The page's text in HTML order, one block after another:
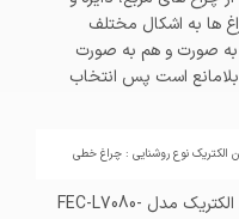
ها به اشکال مختلف
به صورت و هم به صورت
است پس انتخاب
الکتریک نوع روشنایی : چراغ خطی
چراغ خطی روکار 40 وات نیم متری فاین الکتریک مدل FEC-L7080-